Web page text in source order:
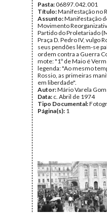
Pasta:06897.042.001
Título:Manifestação no
Assunto:Manifestação
Movimento
Partido do Proletariado
Praça D. Pedro IV, vulgo
seus pendões lêem-se
ordem contra a Guerra
mote: "1º de Maio é
legenda: "Ao mesmo
Rossio, as primeiras
em liberdade".
Autor:Mário Varela
Data: c. Abril de 1974
Tipo Documental:
Página(s): 1